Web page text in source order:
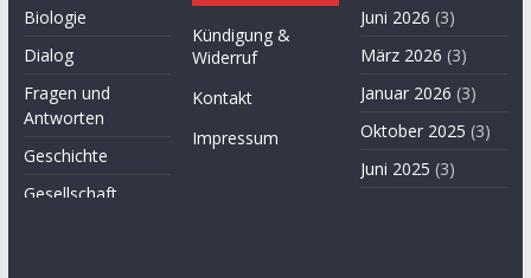
Biologie
Dialog
Fragen und
Antworten
Geschichte
Gesellschaft
Kündigung &
Widerruf
Kontakt
Impressum
Juni 2026 (3)
März 2026 (3)
Januar 2026 (3)
Oktober 2025 (3)
Juni 2025 (3)